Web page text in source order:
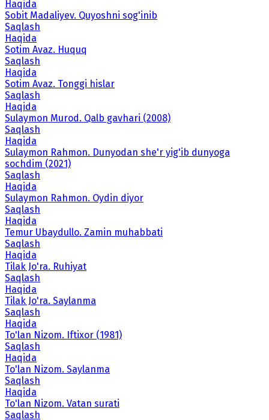
Haqida
Sobit Madaliyev. Quyoshni sog'inib
Saqlash
Haqida
Sotim Avaz. Huquq
Saqlash
Haqida
Sotim Avaz. Tonggi hislar
Saqlash
Haqida
Sulaymon Murod. Qalb gavhari (2008)
Saqlash
Haqida
Sulaymon Rahmon. Dunyodan she'r yig'ib dunyoga
sochdim (2021)
Saqlash
Haqida
Sulaymon Rahmon. Oydin diyor
Saqlash
Haqida
Temur Ubaydullo. Zamin muhabbati
Saqlash
Haqida
Tilak Jo'ra. Ruhiyat
Saqlash
Haqida
Tilak Jo'ra. Saylanma
Saqlash
Haqida
To'lan Nizom. Iftixor (1981)
Saqlash
Haqida
To'lan Nizom. Saylanma
Saqlash
Haqida
To'lan Nizom. Vatan surati
Saqlash